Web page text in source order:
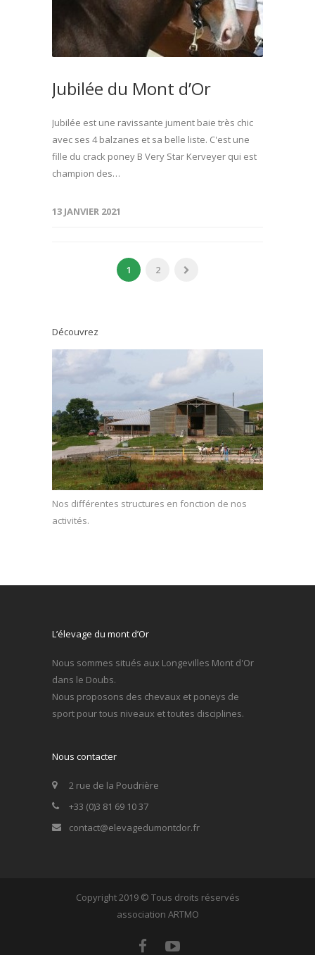
Jubilée du Mont d’Or
Jubilée est une ravissante jument baie très chic
avec ses 4 balzanes et sa belle liste. C'est une
fille du crack poney B Very Star Kerveyer qui est
champion des…
13 JANVIER 2021
1 2
Découvrez
Nos différentes structures en fonction de nos
activités.
L’élevage du mont d’Or
Nous sommes situés aux Longevilles Mont d'Or
dans le Doubs.
Nous proposons des chevaux et poneys de
sport pour tous niveaux et toutes disciplines.
Nous contacter
2 rue de la Poudrière
+33 (0)3 81 69 10 37
contact@elevagedumontdor.fr
Copyright 2019 © Tous droits réservés
association ARTMO